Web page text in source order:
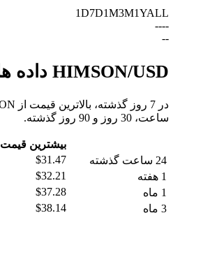
1D7D1M3M1YALL
--
--
--
HIMSON/USD داده های تبدیل: نوسانات ارزش و تغییرات قیمت از HIMSON به USD
ساعت، 30 روز و 90 روز گذشته.
بیشترین قیمت
24 ساعت گذشته
$31.47
1 هفته
$32.21
1 ماه
$37.28
3 ماه
$38.14